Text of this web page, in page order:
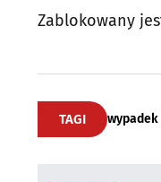
Zablokowany
TAGI wypadek